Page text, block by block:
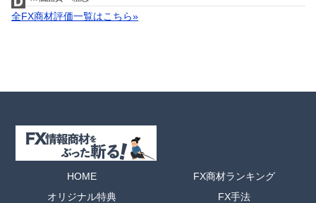
全FX商材評価一覧はこちら»
HOME
FX商材ランキング
オリジナル特典
FX手法